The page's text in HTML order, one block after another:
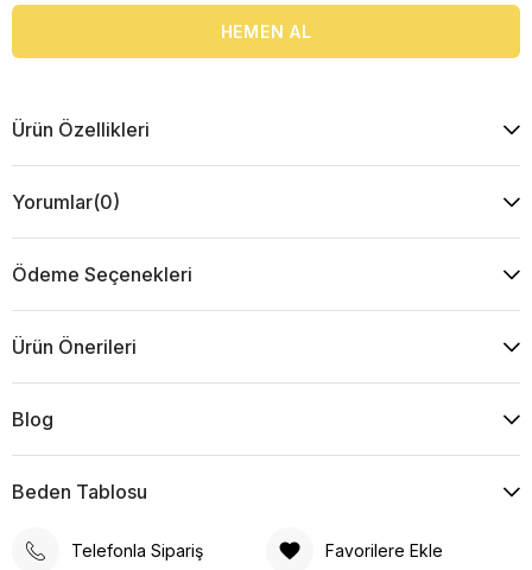
Ürün Özellikleri
Yorumlar(0)
Ödeme Seçenekleri
Ürün Önerileri
Blog
Beden Tablosu
Telefonla Sipariş Favorilere Ekle